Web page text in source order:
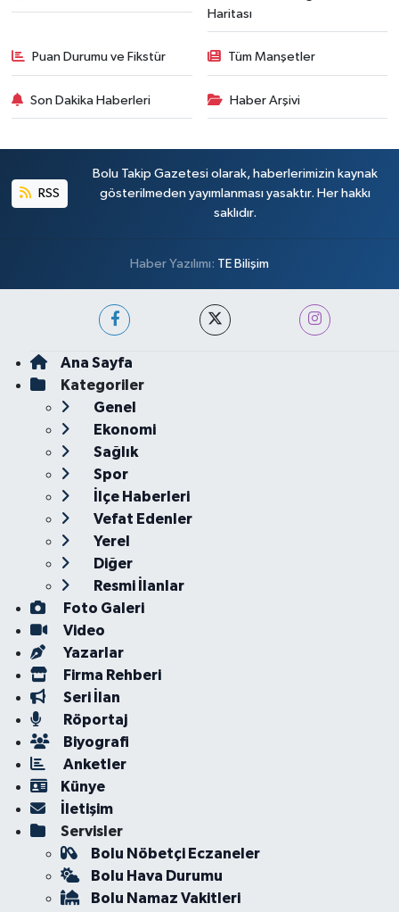
Haritası
Puan Durumu ve Fikstür Tüm Manşetler
Son Dakika Haberleri Haber Arşivi
RSS
Bolu Takip Gazetesi olarak, haberlerimizin kaynak
gösterilmeden yayımlanması yasaktır. Her hakkı
saklıdır.
Haber Yazılımı: TE Bilişim
Ana Sayfa
Kategoriler
Genel
Ekonomi
Sağlık
Spor
İlçe Haberleri
Vefat Edenler
Yerel
Diğer
Resmi İlanlar
Foto Galeri
Video
Yazarlar
Firma Rehberi
Seri İlan
Röportaj
Biyografi
Anketler
Künye
İletişim
Servisler
Bolu Nöbetçi Eczaneler
Bolu Hava Durumu
Bolu Namaz Vakitleri